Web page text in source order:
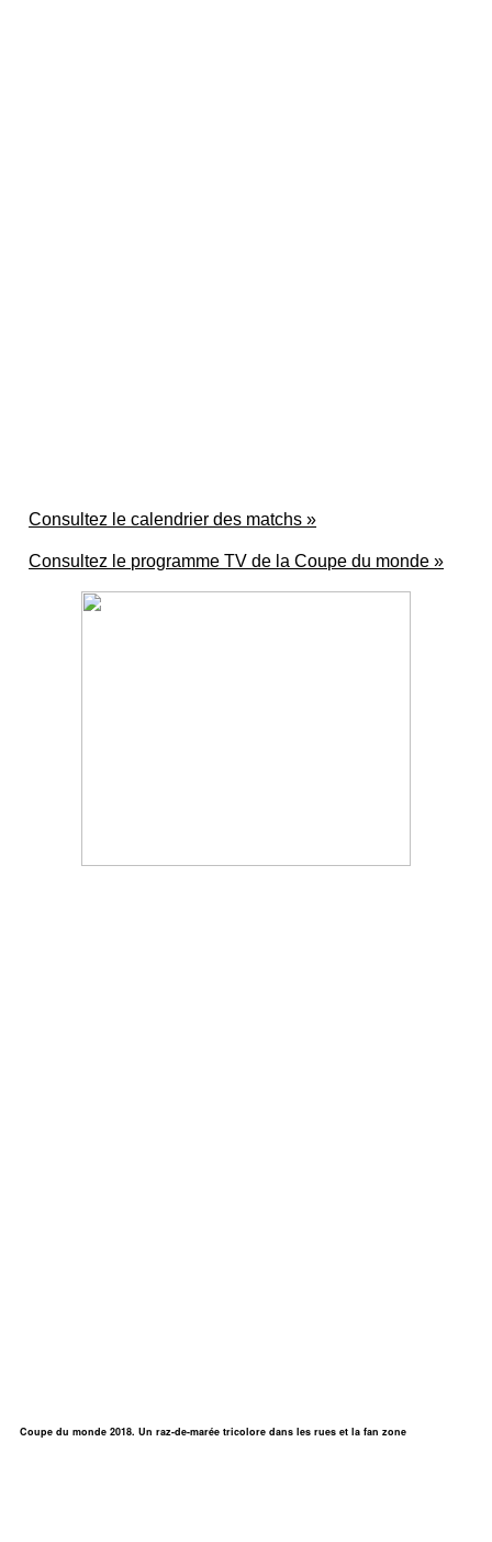
Consultez le calendrier des matchs »
Consultez le programme TV de la Coupe du monde »
Coupe du monde 2018. Un raz-de-marée tricolore dans les rues et la fan zone